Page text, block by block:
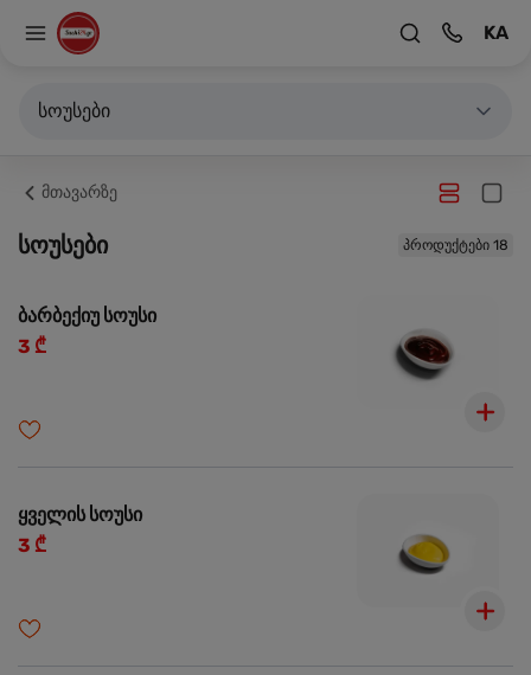
KA
სოუსები
მთავარზე
სოუსები პროდუქტები 18
ბარბექიუ სოუსი
3 ₾
ყველის სოუსი
3 ₾